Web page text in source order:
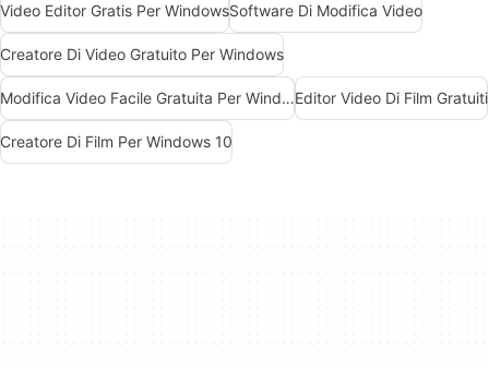
Video Editor Gratis Per WindowsSoftware Di Modifica Video
Creatore Di Video Gratuito Per Windows
Modifica Video Facile Gratuita Per WindowsEditor Video Di Film Gratuiti
Creatore Di Film Per Windows 10